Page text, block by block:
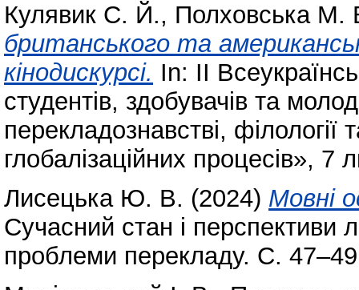
Кулявик С. Й., Полховська М.
британського та
кінодискурсі. In: II
студентів, здобувачів та
перекладознавстві, філології
глобалізаційних процесів»,
Лисецька Ю. В. (2024) Мовні
Сучасний стан і перспективи
проблеми перекладу. С.